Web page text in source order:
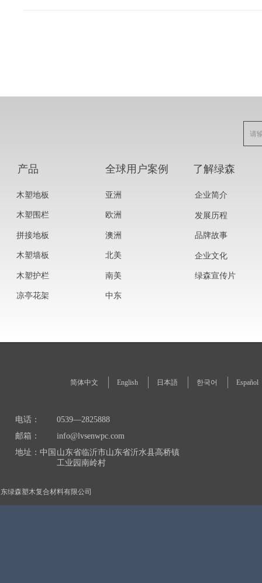
绿森塑木复合材料有限公司
简体中文 English 日本語 한국어 Español
电话：
0539—2825888
邮箱：
info@lvsenwpc.com
地址：中国 山东省临沂市山东省沂水县高桥镇
工业园南岭村
了解绿森
企业简介
发展历程
品牌故事
企业文化
绿森宣传片
全球用户案例
亚洲
欧洲
澳洲
北美
南美
中东
木塑地板
木塑围栏
拼接地板
木塑墙板
木塑护栏
凉亭花架
产品